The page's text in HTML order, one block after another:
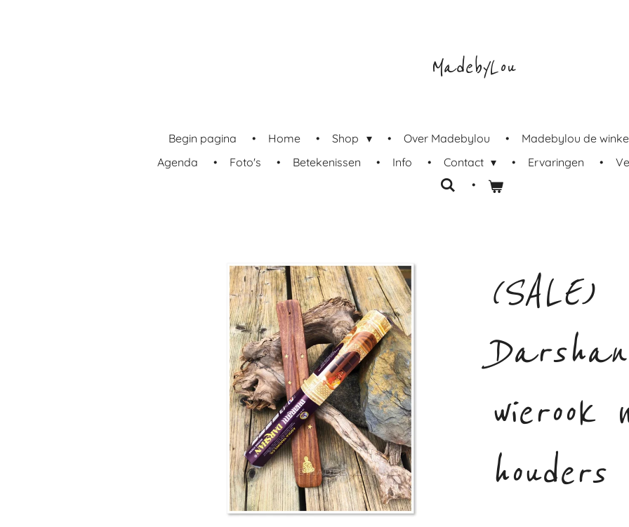
MadebyLou
Begin pagina Home Shop Over Madebylou
Madebylou de
Agenda
Foto's Betekenissen Info Contact Ervaringen
(SALE)
Darshan
wierook
houders